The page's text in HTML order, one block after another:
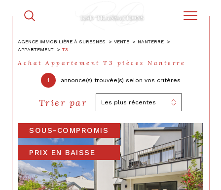
AGENCE IMMOBILIÈRE À SURESNES VENTE
NANTERRE
APPARTEMENT
T3
Achat Appartement T3 pièces Nanterre
1 annonce(s) trouvée(s) selon vos critères
Trier par Les plus récentes
SOUS-COMPROMIS
PRIX EN BAISSE